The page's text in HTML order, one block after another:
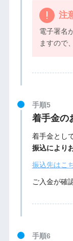
注
電子署名
ますので
手順5
着手金の
着手金とし
振込により
振込先はこ
ご入金が確
手順6